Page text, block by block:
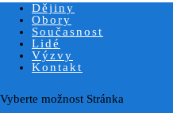
Dějiny
Obory
Současnost
Lidé
Výzvy
Kontakt
Vyberte možnost Stránka